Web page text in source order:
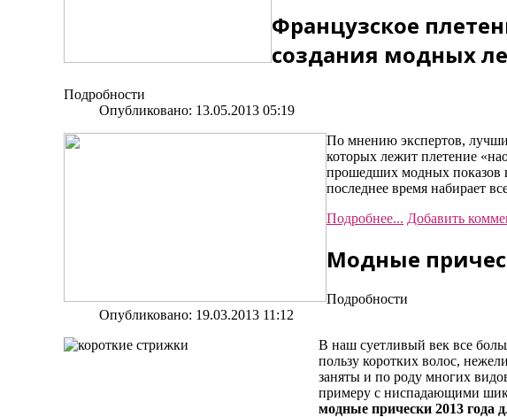
Французское
создания модных
Подробности
Опубликовано: 13.05.2013 05:19
По мнению экспертов,
которых лежит плетение
прошедших модных показов
последнее время набирает
Подробнее... Добавить
Модные
Подробности
Опубликовано: 19.03.2013 11:12
В наш суетливый век все
пользу коротких волос,
заняты и по роду многих
примеру с ниспадающими
модные прически 2013 года